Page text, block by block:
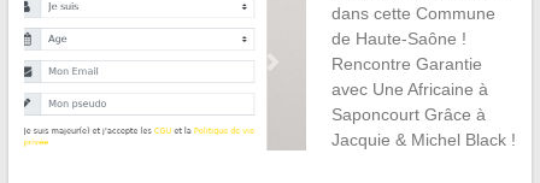
dans cette Commune
de Haute-Saône !
Rencontre Garantie
avec Une Africaine à
Saponcourt Grâce à
Jacquie & Michel Black !